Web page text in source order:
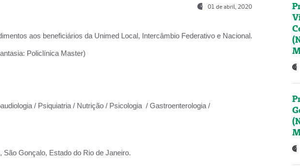
01 de abril, 2020
aos beneficiários da Unimed Local, Intercâmbio Federativo e Nacional.
Policlínica Master)
/ Psiquiatria / Nutrição / Psicologia / Gastroenterologia /
São Gonçalo, Estado do Rio de Janeiro.